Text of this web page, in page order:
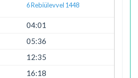
6 Rebiülevvel 1448
04:01
05:36
12:35
16:18